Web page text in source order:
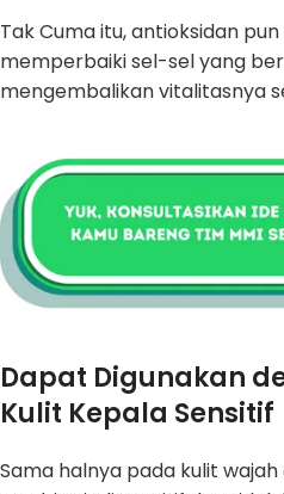
Tak Cuma itu, antioksidan
memperbaiki sel-sel yang
mengembalikan vitalitasnya
Dapat Digunakan
Kulit Kepala Sensitif
Sama halnya pada kulit